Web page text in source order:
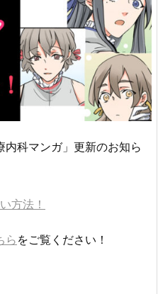
内科マンガ」更新のお知ら
方法！
らをご覧ください！